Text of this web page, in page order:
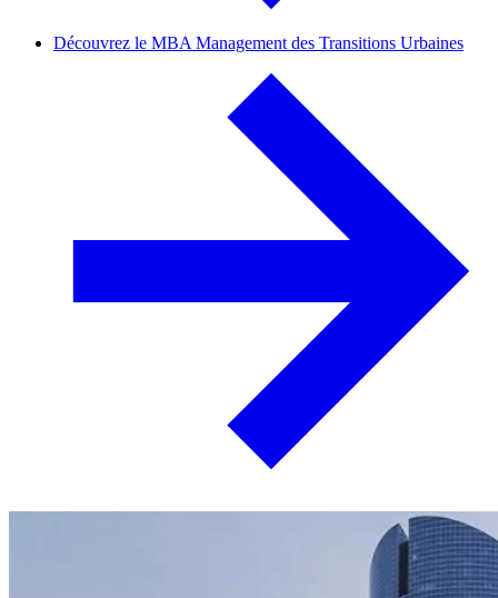
Découvrez le MBA Management des Transitions Urbaines